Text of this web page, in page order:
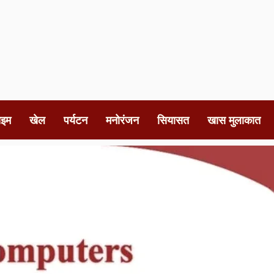
खेल पर्यटन मनोरंजन सियासत खास मुलाकात